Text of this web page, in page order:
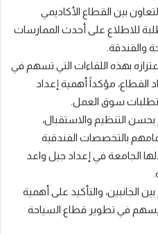
بين القطاع الأكاديمي
للاطلاع على أحدث الممارسات
والفندقة.
بهذه اللقاءات التي تسهم في
القطاع، مؤكداً أهمية إعداد
سوق العمل.
التنظيم والاستقبال،
بالتخصصات الفندقية
الجامعة في إعداد جيل واعد
الجانبين، والتأكيد على أهمية
ويسهم في تطوير قطاع السياحة